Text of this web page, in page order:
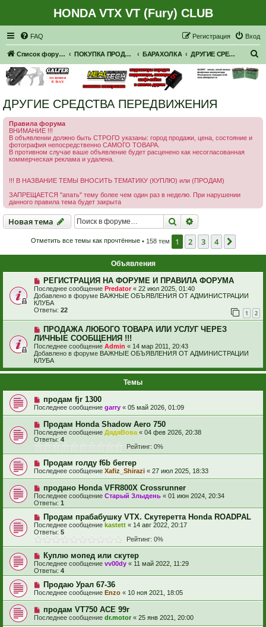
HONDA VTX VT (Fury) CLUB
FAQ Вход
Регистрация
Список форумов ПОКУПКА ПРОДАЖА БАРАХОЛКА ДРУГИЕ СРЕДСТВА ПЕРЕДВИЖЕНИЯ
ДРУГИЕ СРЕДСТВА ПЕРЕДВИЖЕНИЯ
Правила форума
ВНИМАНИЕ !!!
В объявлении должно быть СТРОГО указаны: город продажи, цена, состояние и
фотография непосредственно САМОГО ТОВАРА.
В противном случае ваше объявление будет расценено как несогласованная
коммерческая реклама и удалена.
!!! В НАЗВАНИЕ ТЕМЫ ВНОСИТЬ ТЕМАТИКУ (КУПЛЮ) или (ПРОДАМ)
ЗАПРЕЩАЕТСЯ "апать" тему более чем один раз в неделю. При нарушении
данного правила тема будет закрыта
Новая тема
Новаятема Поиск
Отметить все темы как прочтённые• 158 тем 1 2 3 4
Объявления
РЕГИСТРАЦИЯ НА ФОРУМЕ И ПРАВИЛА ФОРУМА
Последнее сообщение Predator« 22 июл 2025, 01:40
Добавлено в форуме ВАЖНЫЕ ОБЪЯВЛЕНИЯ ОТ АДМИНИСТРАЦИИ
КЛУБА
Ответы: 22 1 2
ПРОДАЖА ЛЮБОГО ТОВАРА ИЛИ УСЛУГ ЧЕРЕЗ
ЛИЧНЫЕ СООБЩЕНИЯ !!!
Последнее сообщение Admin « 14 мар 2011, 20:43
Добавлено в форуме ВАЖНЫЕ ОБЪЯВЛЕНИЯ ОТ АДМИНИСТРАЦИИ
КЛУБА
Темы
продам fjr 1300
Последнее сообщение garry « 05 май 2026, 01:09
Продам Honda Shadow Aero 750
Последнее сообщение ДядяВова « 04 фев 2026, 20:38
Ответы: 4
Рейтинг: 0%
Продам голду f6b беггер
Последнее сообщение Xafiz_Shirazi « 27 июл 2025, 18:33
продано Honda VFR800X Crossrunner
Последнее сообщение Старый Злыдень « 01 июн 2024, 20:34
Ответы: 1
Продам прабабушку VTX. Скутеретта Honda ROADPAL
Последнее сообщение kastett « 14 авг 2022, 20:17
Ответы: 5
Рейтинг: 0%
Куплю мопед или скутер
Последнее сообщение vv00dy « 11 май 2022, 11:29
Ответы: 4
Продаю Урал 67-36
Последнее сообщение Enzo « 10 ноя 2021, 18:05
продам VT750 ACE 99г
Последнее сообщение dr.motor « 25 янв 2021, 20:00